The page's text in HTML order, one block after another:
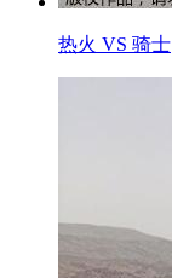
热火 VS 骑士